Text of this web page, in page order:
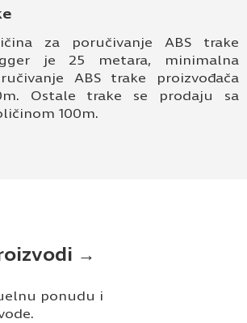
za poručivanje ABS trake
je 25 metara, minimalna
ABS trake proizvođača
Ostale trake se prodaju sa
100m.
→
ponudu i